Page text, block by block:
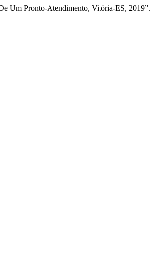
Um Pronto-Atendimento, Vitória-ES, 2019”.